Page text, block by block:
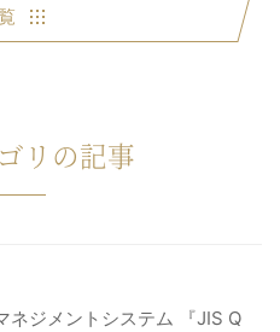
リの記事
ネジメントシステム 『JIS Q